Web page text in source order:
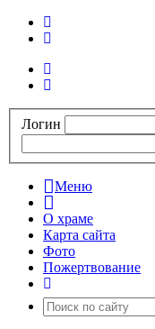
Логин
Меню
О храме
Карта сайта
Фото
Пожертвование